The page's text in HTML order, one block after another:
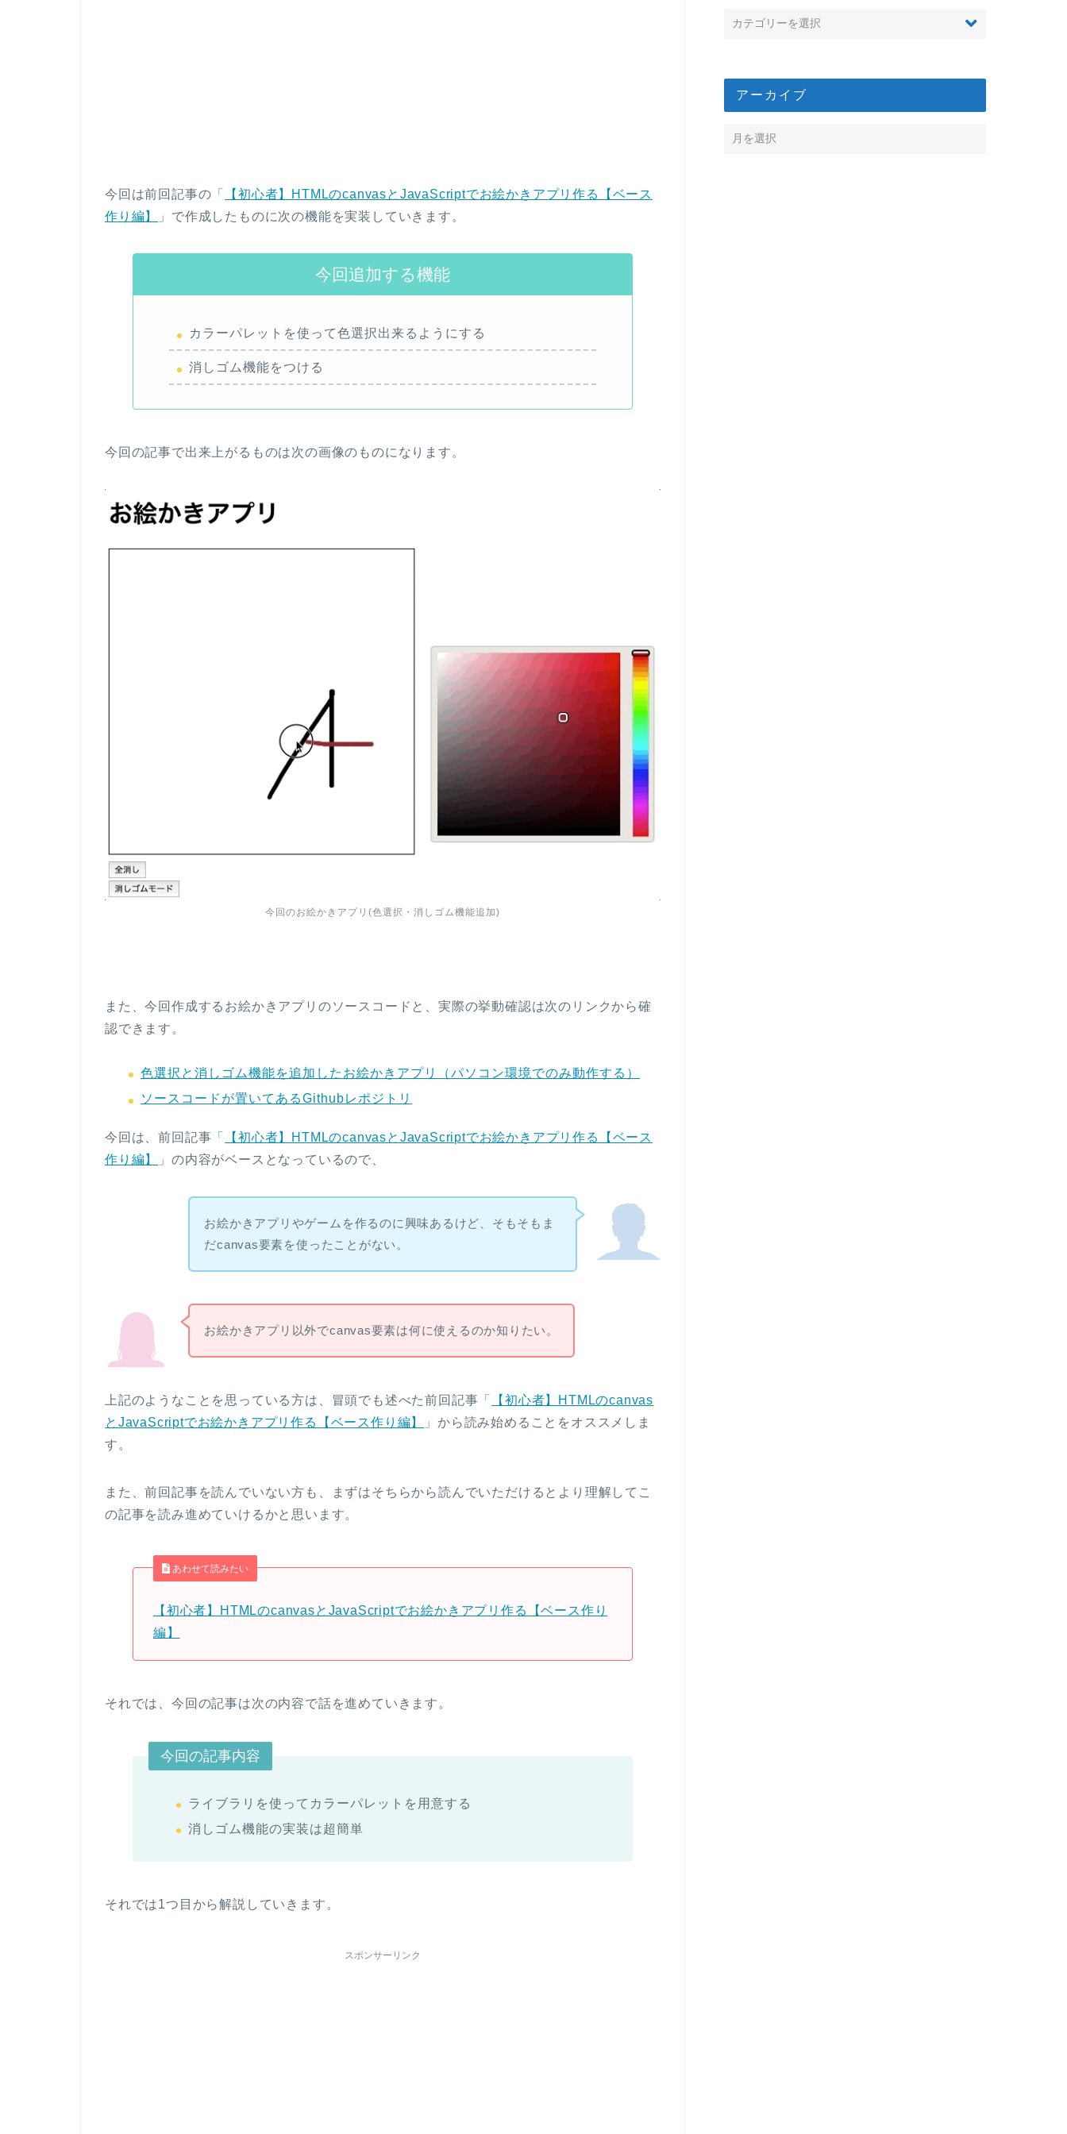
今回は前回記事の「
【初心者】HTMLのcanvasとJavaScriptでお絵かきアプリ作る【ベース
作り編】
」で作成したものに次の機能を実装していきます。
今回追加する機能
カラーパレットを使って色選択出来るようにする
消しゴム機能をつける
今回の記事で出来上がるものは次の画像のものになります。
今回のお絵かきアプリ(色選択・消しゴム機能追加)
また、今回作成するお絵かきアプリのソースコードと、実際の挙動確認は次のリンクから確
認できます。
色選択と消しゴム機能を追加したお絵かきアプリ（パソコン環境でのみ動作する）
ソースコードが置いてあるGithubレポジトリ
今回は、前回記事「
【初心者】HTMLのcanvasとJavaScriptでお絵かきアプリ作る【ベース
作り編】
」の内容がベースとなっているので、
お絵かきアプリやゲームを作るのに興味あるけど、そもそもま
だcanvas要素を使ったことがない。
お絵かきアプリ以外でcanvas要素は何に使えるのか知りたい。
上記のようなことを思っている方は、冒頭でも述べた前回記事「
【初心者】HTMLのcanvas
とJavaScriptでお絵かきアプリ作る【ベース作り編】
」から読み始めることをオススメしま
す。
また、前回記事を読んでいない方も、まずはそちらから読んでいただけるとより理解してこ
の記事を読み進めていけるかと思います。
あわせて読みたい
【初心者】HTMLのcanvasとJavaScriptでお絵かきアプリ作る【ベース作り
編】
それでは、今回の記事は次の内容で話を進めていきます。
今回の記事内容
ライブラリを使ってカラーパレットを用意する
消しゴム機能の実装は超簡単
それでは1つ目から解説していきます。
スポンサーリンク
アーカイブ